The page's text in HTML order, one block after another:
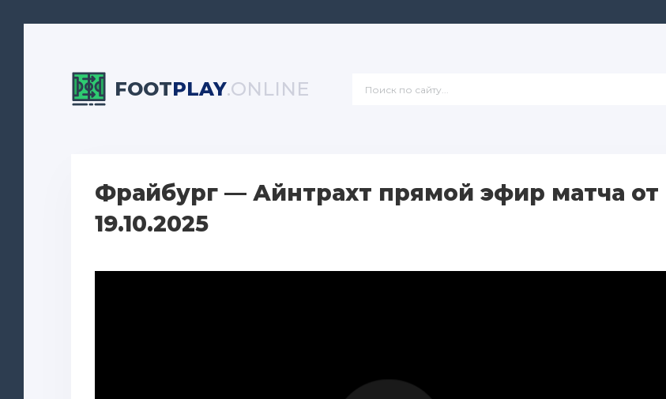
FOOTPLAY.ONLINE
Фрайбург — Айнтрахт прямой эфир матча от
19.10.2025